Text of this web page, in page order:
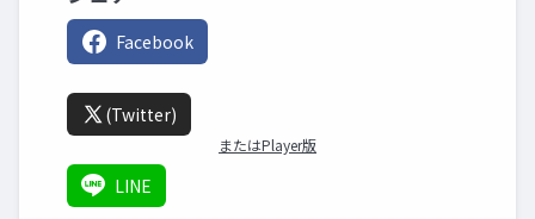
Facebook
(Twitter)
またはPlayer版
LINE